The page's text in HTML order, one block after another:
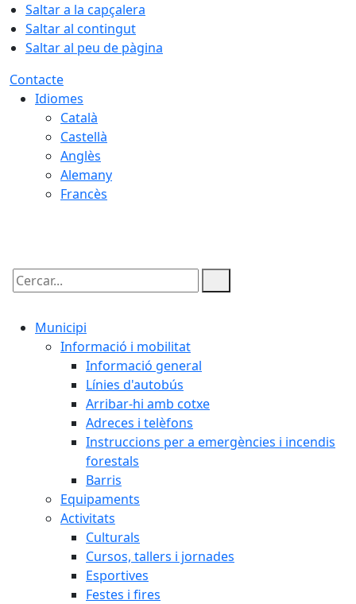
Saltar a la capçalera
Saltar al contingut
Saltar al peu de pàgina
Contacte
Idiomes
Català
Castellà
Anglès
Alemany
Francès
Cercar:
Municipi
Informació i mobilitat
Informació general
Línies d'autobús
Arribar-hi amb cotxe
Adreces i telèfons
Instruccions per a emergències i incendis
forestals
Barris
Equipaments
Activitats
Culturals
Cursos, tallers i jornades
Esportives
Festes i fires